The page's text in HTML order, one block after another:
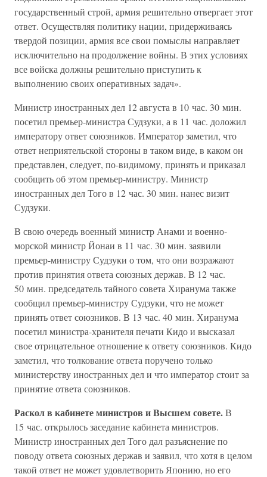
государственный строй, армия решительно отвергает этот
ответ. Осуществляя политику нации, придерживаясь
твердой позиции, армия все свои помыслы направляет
исключительно на продолжение войны. В этих условиях
все войска должны решительно приступить к
выполнению своих оперативных задач».
Министр иностранных дел 12 августа в 10 час. 30 мин.
посетил премьер-министра Судзуки, а в 11 час. доложил
императору ответ союзников. Император заметил, что
ответ неприятельской стороны в таком виде, в каком он
представлен, следует, по-видимому, принять и приказал
сообщить об этом премьер-министру. Министр
иностранных дел Того в 12 час. 30 мин. нанес визит
Судзуки.
В свою очередь военный министр Анами и военно-
морской министр Йонаи в 11 час. 30 мин. заявили
премьер-министру Судзуки о том, что они возражают
против принятия ответа союзных держав. В 12 час.
50 мин. председатель тайного совета Хиранума также
сообщил премьер-министру Судзуки, что не может
принять ответ союзников. В 13 час. 40 мин. Хиранума
посетил министра-хранителя печати Кидо и высказал
свое отрицательное отношение к ответу союзников. Кидо
заметил, что толкование ответа поручено только
министерству иностранных дел и что император стоит за
принятие ответа союзников.
Раскол в кабинете министров и Высшем совете.В
15 час. открылось заседание кабинета министров.
Министр иностранных дел Того дал разъяснение по
поводу ответа союзных держав и заявил, что хотя в целом
такой ответ не может удовлетворить Японию, но его